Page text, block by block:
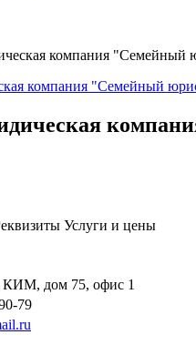
компания "Семейный
Услуги и цены
КИМ, дом 75, офис 1
79